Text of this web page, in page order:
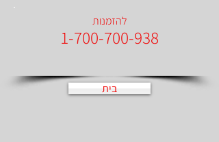
להזמנות
1-700-700-938
בית